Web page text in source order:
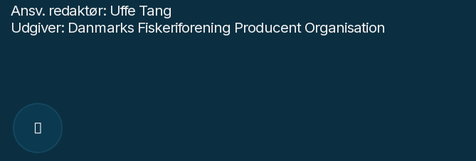
Ansv. redaktør: Uffe Tang
Udgiver: Danmarks Fiskeriforening Producent Organisation